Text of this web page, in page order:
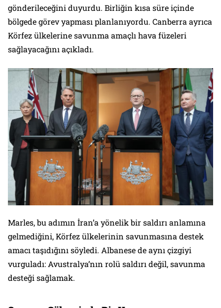
gönderileceğini duyurdu. Birliğin kısa süre içinde
bölgede görev yapması planlanıyordu. Canberra ayrıca
Körfez ülkelerine savunma amaçlı hava füzeleri
sağlayacağını açıkladı.
Marles, bu adımın İran’a yönelik bir saldırı anlamına
gelmediğini, Körfez ülkelerinin savunmasına destek
amacı taşıdığını söyledi. Albanese de aynı çizgiyi
vurguladı: Avustralya’nın rolü saldırı değil, savunma
desteği sağlamak.